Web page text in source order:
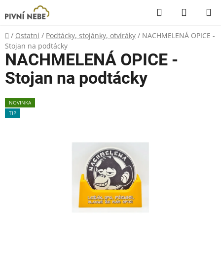
na
obsah
Hledat
KOŠÍK
Domů
/ Ostatní / Podtácky, stojánky, otvíráky / NACHMELENÁ OPICE -
Stojan na podtácky
NACHMELENÁ OPICE -
Stojan na podtácky
NOVINKA
TIP